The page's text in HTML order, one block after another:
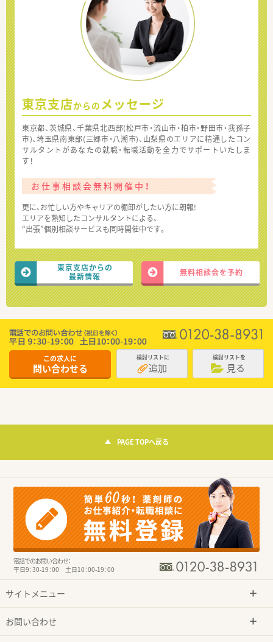
東京支店からの メッセージ
東京都、茨城県、千葉県北西部(松戸市・流山市・柏市・野田市・我孫子
市)、埼玉県南東部(三郷市・八潮市)、山梨県のエリアに精通したコン
サルタントがあなたの就職・転職活動を全力でサポートいたしま
す！
お仕事相談会無料開催中！
更に、お忙しい方やキャリアの棚卸がしたい方に朗報!
エリアを熟知したコンサルタントによる、
“出張”個別相談サービスも同時開催中です。
東京支店からの
最新情報
無料相談会を予約
この求人に
問い合わせる
検討リストに
追加
検討リストを
見る
PAGE TOPへ戻る
電話でのお問い合わせ：
平日9：30-19：00 土日10：00-19：00
サイトメニュー
お問い合わせ